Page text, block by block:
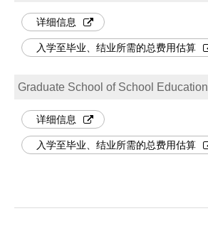
详细信息
入学至毕业、结业所需的总费用估算
Graduate School of School Education
详细信息
入学至毕业、结业所需的总费用估算